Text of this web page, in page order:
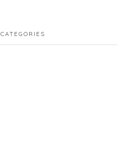
CATEGORIES